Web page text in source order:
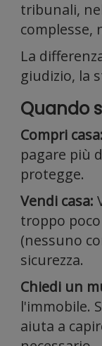
tribunali,
complesse,
La
giudizio, la
Quando
Compri casa:
pagare più
protegge.
Vendi casa:
troppo
(nessuno
sicurezza.
Chiedi un
l'immobile.
aiuta a